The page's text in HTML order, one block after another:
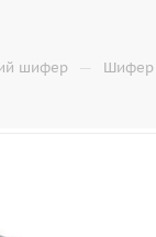
шифер — Шифер